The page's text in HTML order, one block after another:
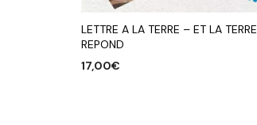
LETTRE A LA TERRE – ET LA TERRE
REPOND
17,00€